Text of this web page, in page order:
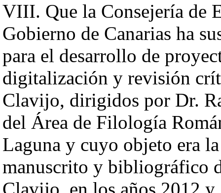
VIII. Que la Consejería de
Gobierno de Canarias ha
para el desarrollo de
digitalización y revisión
Clavijo, dirigidos por Dr.
del Área de Filología
Laguna y cuyo objeto era
manuscrito y bibliográfico